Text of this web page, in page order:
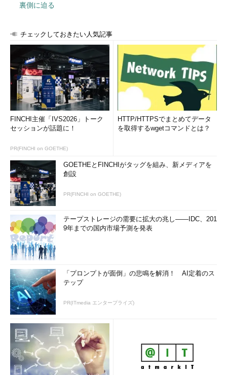
裏側に迫る
チェックしておきたい人気記事
FINCHI主催「IVS2026」トーク
セッションが話題に！
PR(FINCHI on GOETHE)
HTTP/HTTPSでまとめてデータ
を取得するwgetコマンドとは？
GOETHEとFINCHIがタッグを組み、新メディアを
創設
PR(FINCHI on GOETHE)
テープストレージの需要に拡大の兆し――IDC、201
9年までの国内市場予測を発表
「プロンプトが面倒」の悲鳴を解消！ AI定着のス
テップ
PR(ITmedia エンタープライズ)